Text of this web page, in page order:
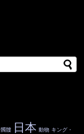
髑髏 日本 動物 キング・